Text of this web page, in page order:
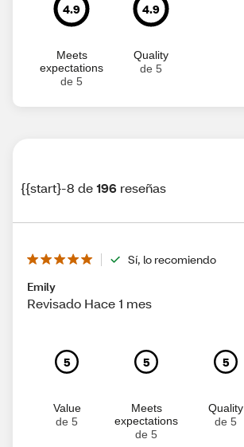
4.9
Meets
expectations
de 5
4.9
Quality
de 5
{{start}-8 de196 reseñas
Sí, lo recomiendo
Emily
Revisado Hace 1 mes
5
Value
de 5
5
Meets
expectations
de 5
5
Quality
de 5